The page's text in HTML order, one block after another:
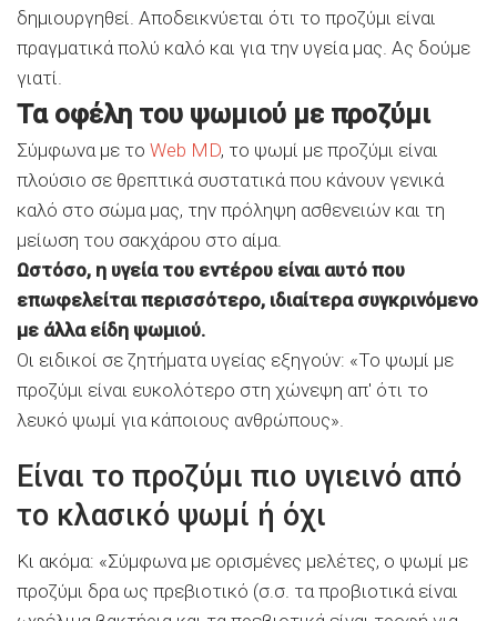
δημιουργηθεί. Αποδεικνύεται ότι το προζύμι είναι
πραγματικά πολύ καλό και για την υγεία μας. Ας δούμε
γιατί.
Τα οφέλη του ψωμιού με προζύμι
Σύμφωνα με το Web MD, το ψωμί με προζύμι είναι
πλούσιο σε θρεπτικά συστατικά που κάνουν γενικά
καλό στο σώμα μας, την πρόληψη ασθενειών και τη
μείωση του σακχάρου στο αίμα.
Ωστόσο, η υγεία του εντέρου είναι αυτό που
επωφελείται περισσότερο, ιδιαίτερα συγκρινόμενο
με άλλα είδη ψωμιού.
Οι ειδικοί σε ζητήματα υγείας εξηγούν: «Το ψωμί με
προζύμι είναι ευκολότερο στη χώνεψη απ′ ότι το
λευκό ψωμί για κάποιους ανθρώπους».
Είναι το προζύμι πιο υγιεινό από
το κλασικό ψωμί ή όχι
Κι ακόμα: «Σύμφωνα με ορισμένες μελέτες, ο ψωμί με
προζύμι δρα ως πρεβιοτικό (σ.σ. τα προβιοτικά είναι